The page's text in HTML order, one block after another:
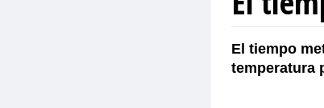
El tiempo
temperatura